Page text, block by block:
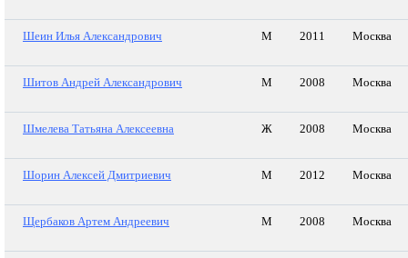
Шеин Илья Александрович М 2011 Москва
Шитов Андрей Александрович М 2008 Москва
Шмелева Татьяна Алексеевна Ж 2008 Москва
Шорин Алексей Дмитриевич М 2012 Москва
Щербаков Артем Андреевич М 2008 Москва